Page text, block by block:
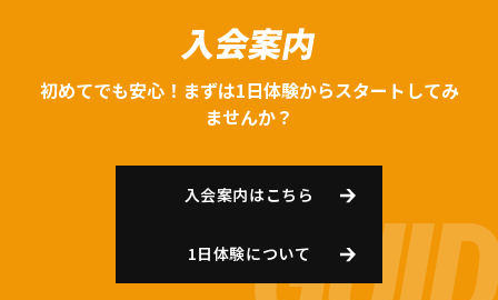
入会案内
初めてでも安心！まずは1日体験からスタートしてみ
ませんか？
入会案内はこちら
1日体験について